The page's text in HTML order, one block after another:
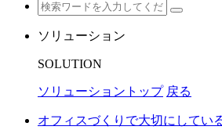
ソリューション
SOLUTION
ソリューショントップ 戻る
オフィスづくりで大切にしてい